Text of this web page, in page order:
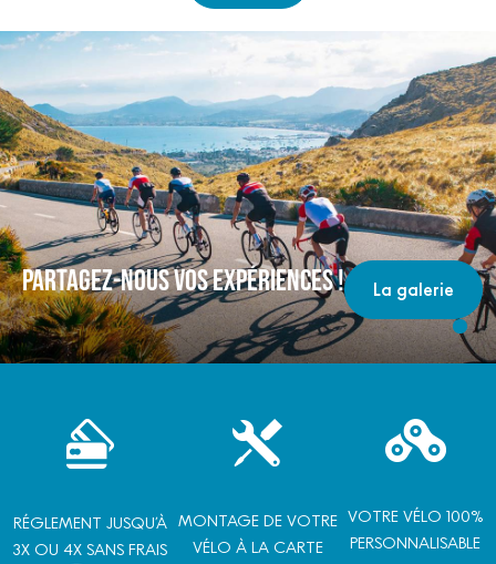
PARTAGEZ-NOUS VOS EXPÉRIENCES ! La galerie
RÉGLEMENT JUSQU’À
3X OU 4X SANS FRAIS
MONTAGE DE VOTRE
VÉLO À LA CARTE
VOTRE VÉLO 100%
PERSONNALISABLE